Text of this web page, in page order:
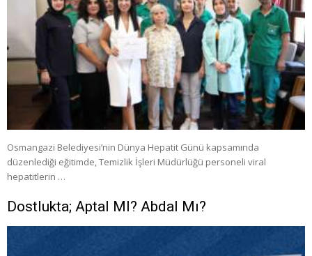
Osmangazi Belediyesi’nin Dünya Hepatit Günü kapsamında
düzenlediği eğitimde, Temizlik İşleri Müdürlüğü personeli viral
hepatitlerin …
Dostlukta; Aptal MI? Abdal Mı?